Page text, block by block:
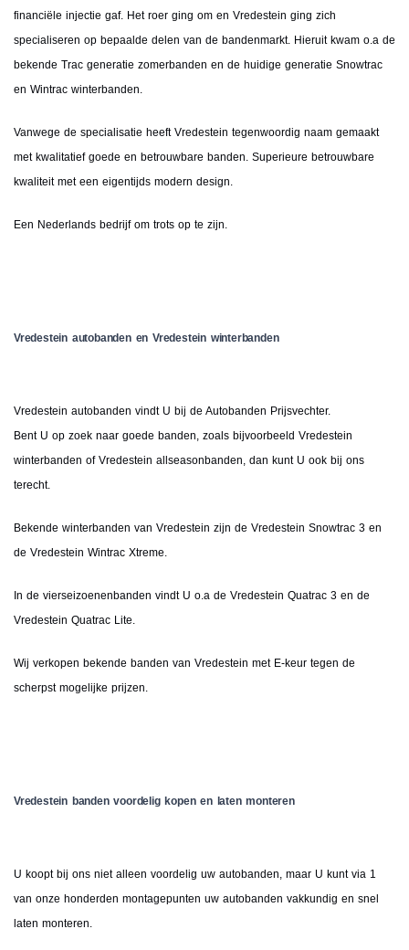
financiële injectie gaf. Het roer ging om en Vredestein ging zich
specialiseren op bepaalde delen van de bandenmarkt. Hieruit kwam o.a de
bekende Trac generatie zomerbanden en de huidige generatie Snowtrac
en Wintrac winterbanden.
Vanwege de specialisatie heeft Vredestein tegenwoordig naam gemaakt
met kwalitatief goede en betrouwbare banden. Superieure betrouwbare
kwaliteit met een eigentijds modern design.
Een Nederlands bedrijf om trots op te zijn.
Vredestein autobanden en Vredestein winterbanden
Vredestein autobanden vindt U bij de Autobanden Prijsvechter.
Bent U op zoek naar goede banden, zoals bijvoorbeeld Vredestein
winterbanden of Vredestein allseasonbanden, dan kunt U ook bij ons
terecht.
Bekende winterbanden van Vredestein zijn de Vredestein Snowtrac 3 en
de Vredestein Wintrac Xtreme.
In de vierseizoenenbanden vindt U o.a de Vredestein Quatrac 3 en de
Vredestein Quatrac Lite.
Wij verkopen bekende banden van Vredestein met E-keur tegen de
scherpst mogelijke prijzen.
Vredestein banden voordelig kopen en laten monteren
U koopt bij ons niet alleen voordelig uw autobanden, maar U kunt via 1
van onze honderden montagepunten uw autobanden vakkundig en snel
laten monteren.